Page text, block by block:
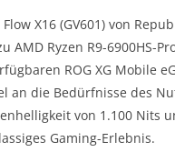
Flow X16 (GV601) von
Ryzen R9-6900HS-
ROG XG Mobile
an die Bedürfnisse des
von 1.100 Nits
Gaming-Erlebnis.